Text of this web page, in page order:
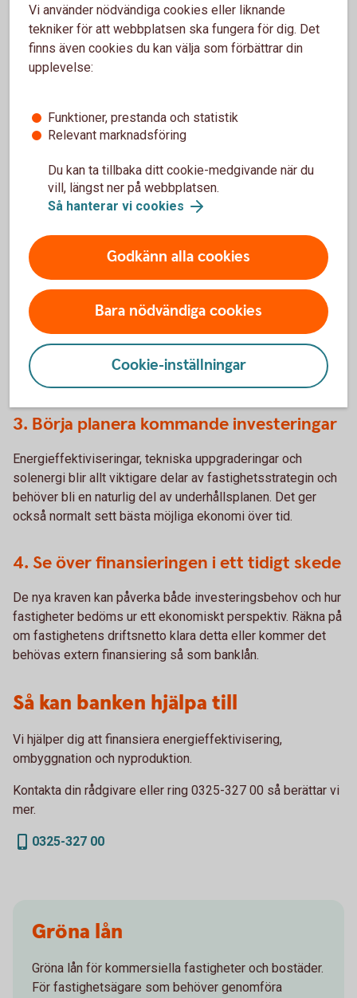
Vad kan du göra redan nu?
Även om alla detaljer inte är på plats i svensk lag ännu kan
du vinna mycket på att börja förbereda dig.
1. Få överblick över ditt fastighetsbestånd
energianvändning. Inventera energidata, drifttider och
elavtal, samt ta fram eventuell giltig energideklaration. En
energideklaration eller energikartläggning visar var ni står
och var det finns störst potential att förbättra.
2. Identifiera fastigheter som kan
påverkas mest
Byggnader med sämre energiprestanda kan kräva åtgärder
– men det kan också innebära möjligheter att sänka
driftkostnader, stärka attraktiviteten och värdet.
3. Börja planera kommande investeringar
Energieffektiviseringar, tekniska uppgraderingar och
solenergi blir allt viktigare delar av fastighetsstrategin och
behöver bli en naturlig del av underhållsplanen. Det ger
också normalt sett bästa möjliga ekonomi över tid.
4. Se över finansieringen i ett tidigt skede
De nya kraven kan påverka både investeringsbehov och hur
fastigheter bedöms ur ett ekonomiskt perspektiv. Räkna på
om fastighetens driftsnetto klara detta eller kommer det
behövas extern finansiering så som banklån.
Så kan banken hjälpa till
Vi hjälper dig att finansiera energieffektivisering,
ombyggnation och nyproduktion.
Kontakta din rådgivare eller ring 0325-327 00 så berättar vi
mer.
0325-327 00
Gröna lån
Gröna lån för kommersiella fastigheter och bostäder.
För fastighetsägare som behöver genomföra
Vi använder nödvändiga cookies eller liknande
tekniker för att webbplatsen ska fungera för dig. Det
finns även cookies du kan välja som förbättrar din
upplevelse:
Funktioner, prestanda och statistik
Relevant marknadsföring
Du kan ta tillbaka ditt cookie-medgivande när du
vill, längst ner på webbplatsen.
Så hanterar vi cookies
Godkänn alla cookies
Bara nödvändiga cookies
Cookie-inställningar